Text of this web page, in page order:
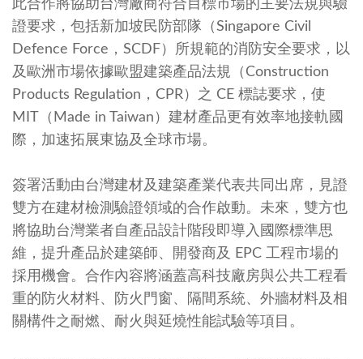
此合作將協助台灣廠商符合目標市場的主要法規與驗
證要求，包括新加坡民防部隊（Singapore Civil
Defence Force，SCDF）所規範的消防安全要求，以
及歐洲市場依據歐盟建築產品法規（Construction
Products Regulation，CPR）之 CE 標誌要求，使
MIT（Made in Taiwan）建材產品更有效率地接軌國
際，加速拓展東協及全球市場。
簽署活動由台灣建材及建築產業代表共同出席，見證
雙方在建材檢測驗證領域的合作啟動。未來，雙方也
將協助台灣業者自產品設計階段即導入國際標準思
維，提升產品於建築師、開發商及 EPC 工程市場的
採用機會。合作內容將涵蓋高科技廠房與公共工程看
重的防火材料、防火門窗、隔間系統、外牆材料及相
關構件之耐燃、耐火與延燒性能試驗等項目。